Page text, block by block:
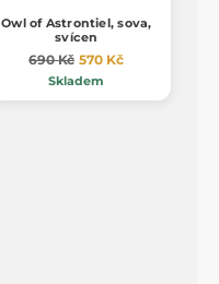
Owl of Astrontiel, sova,
svícen
690 Kč 570 Kč
Skladem